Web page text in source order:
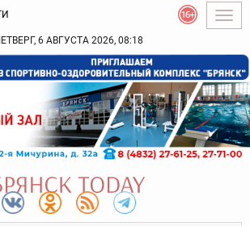
6 АВГУСТА 2026, 08:18